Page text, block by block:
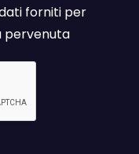
forniti per
pervenuta